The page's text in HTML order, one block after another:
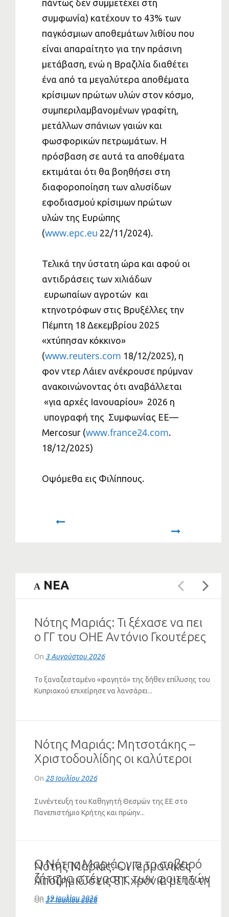
πάντως δεν συμμετέχει στη
συμφωνία) κατέχουν το 43% των
παγκόσμιων αποθεμάτων λιθίου που
είναι απαραίτητο για την πράσινη
μετάβαση, ενώ η Βραζιλία διαθέτει
ένα από τα μεγαλύτερα αποθέματα
κρίσιμων πρώτων υλών στον κόσμο,
συμπεριλαμβανομένων γραφίτη,
μετάλλων σπάνιων γαιών και
φωσφορικών πετρωμάτων. Η
πρόσβαση σε αυτά τα αποθέματα
εκτιμάται ότι θα βοηθήσει στη
διαφοροποίηση των αλυσίδων
εφοδιασμού κρίσιμων πρώτων
υλών της Ευρώπης
(www.epc.eu 22/11/2024).
Τελικά την ύστατη ώρα και αφού οι
αντιδράσεις των χιλιάδων
ευρωπαίων αγροτών και
κτηνοτρόφων στις Βρυξέλλες την
Πέμπτη 18 Δεκεμβρίου 2025
«χτύπησαν κόκκινο»
(www.reuters.com 18/12/2025), η
φον ντερ Λάιεν ανέκρουσε πρύμναν
ανακοινώνοντας ότι αναβάλλεται
«για αρχές Ιανουαρίου» 2026 η
υπογραφή της Συμφωνίας ΕΕ—
Mercosur (www.france24.com.
18/12/2025)
Οψόμεθα εις Φιλίππους.
A NEA
Νότης Μαριάς: Τι ξέχασε να πει
ο ΓΓ του ΟΗΕ Αντόνιο Γκουτέρες
για το Κυπριακό
On 3 Αυγούστου 2026
Το ξαναζεσταμένο «φαγητό» της δήθεν επίλυσης του
Κυπριακού επιχείρησε να λανσάρει...
Νότης Μαριάς: Μητσοτάκης –
Χριστοδουλίδης οι καλύτεροι
πελάτες του Ερντογάν (VIDEO)
On 28 Ιουλίου 2026
Συνέντευξη του Καθηγητή Θεσμών της ΕΕ στο
Πανεπιστήμιο Κρήτης και πρώην...
Νότης Μαριάς: Οι Γερμανικές
Αποζημιώσεις 81 χρόνια μετά τη
Διάσκεψη του Πότσνταμ
On 27 Ιουλίου 2026
Ο Νότης Μαριάς για το σοβαρό
ζήτημα στέγασης των φοιτητών
(ΗΧΗΤΙΚΟ)
On 19 Ιουλίου 2026